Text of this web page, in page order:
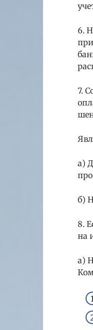
6.
7.
а)
б)
8.
на
а)